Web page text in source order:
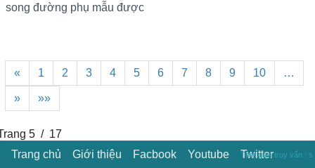
song đường phụ mẫu được
« 1 2 3 4 5 6 7 8 9 10 …
» »»
5 / 17
Trang chủ
Giới thiệu Facbook Youtube Twitter
Thời gian truy vấn : s